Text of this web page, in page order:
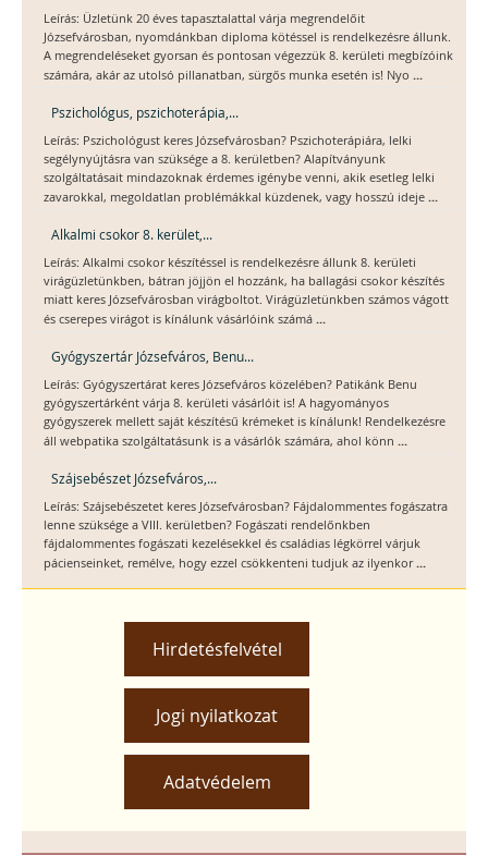
Leírás: Üzletünk 20 éves tapasztalattal várja megrendelőit
Józsefvárosban, nyomdánkban diploma kötéssel is rendelkezésre állunk.
A megrendeléseket gyorsan és pontosan végezzük 8. kerületi megbízóink
számára, akár az utolsó pillanatban, sürgős munka esetén is! Nyo ...
Pszichológus, pszichoterápia,...
Leírás: Pszichológust keres Józsefvárosban? Pszichoterápiára, lelki
segélynyújtásra van szüksége a 8. kerületben? Alapítványunk
szolgáltatásait mindazoknak érdemes igénybe venni, akik esetleg lelki
zavarokkal, megoldatlan problémákkal küzdenek, vagy hosszú ideje ...
Alkalmi csokor 8. kerület,...
Leírás: Alkalmi csokor készítéssel is rendelkezésre állunk 8. kerületi
virágüzletünkben, bátran jöjjön el hozzánk, ha ballagási csokor készítés
miatt keres Józsefvárosban virágboltot. Virágüzletünkben számos vágott
és cserepes virágot is kínálunk vásárlóink számá ...
Gyógyszertár Józsefváros, Benu...
Leírás: Gyógyszertárat keres Józsefváros közelében? Patikánk Benu
gyógyszertárként várja 8. kerületi vásárlóit is! A hagyományos
gyógyszerek mellett saját készítésű krémeket is kínálunk! Rendelkezésre
áll webpatika szolgáltatásunk is a vásárlók számára, ahol könn ...
Szájsebészet Józsefváros,...
Leírás: Szájsebészetet keres Józsefvárosban? Fájdalommentes fogászatra
lenne szüksége a VIII. kerületben? Fogászati rendelőnkben
fájdalommentes fogászati kezelésekkel és családias légkörrel várjuk
pácienseinket, remélve, hogy ezzel csökkenteni tudjuk az ilyenkor ...
Hirdetésfelvétel
Jogi nyilatkozat
Adatvédelem